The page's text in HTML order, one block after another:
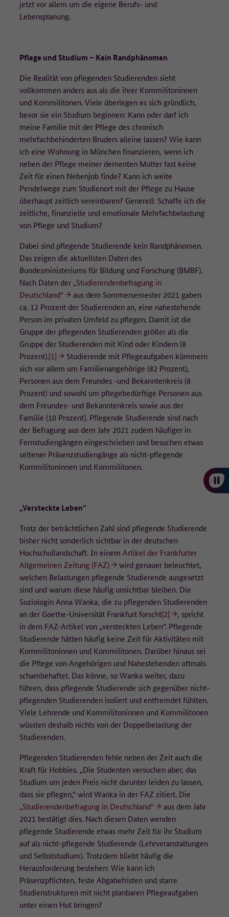
jetzt vor allem um die eigene Berufs- und
Lebensplanung.
Pflege und Studium – Kein Randphänomen
Die Realität von pflegenden Studierenden sieht
vollkommen anders aus als die ihrer Kommilitoninnen
und Kommilitonen. Viele überlegen es sich gründlich,
bevor sie ein Studium beginnen: Kann oder darf ich
meine Familie mit der Pflege des chronisch
mehrfachbehinderten Bruders alleine lassen? Wie kann
ich eine Wohnung in München finanzieren, wenn ich
neben der Pflege meiner dementen Mutter fast keine
Zeit für einen Nebenjob finde? Kann ich weite
Pendelwege zum Studienort mit der Pflege zu Hause
überhaupt zeitlich vereinbaren? Generell: Schaffe ich die
zeitliche, finanzielle und emotionale Mehrfachbelastung
von Pflege und Studium?
Dabei sind pflegende Studierende kein Randphänomen.
Das zeigen die aktuellsten Daten des
Bundesministeriums für Bildung und Forschung (BMBF).
Nach Daten der „Studierendenbefragung in
Deutschland“
aus dem Sommersemester 2021 gaben
ca. 12 Prozent der Studierenden an, eine nahestehende
Person im privaten Umfeld zu pflegen. Damit ist die
Gruppe der pflegenden Studierenden größer als die
Gruppe der Studierenden mit Kind oder Kindern (8
Prozent).[1]
Studierende mit Pflegeaufgaben kümmern
sich vor allem um Familienangehörige (82 Prozent),
Personen aus dem Freundes -und Bekanntenkreis (8
Prozent) und sowohl um pflegebedürftige Personen aus
dem Freundes- und Bekanntenkreis sowie aus der
Familie (10 Prozent). Pflegende Studierende sind nach
der Befragung aus dem Jahr 2021 zudem häufiger in
Fernstudiengängen eingeschrieben und besuchen etwas
seltener Präsenzstudiengänge als nicht-pflegende
Kommilitoninnen und Kommilitonen.
„Versteckte Leben“
Trotz der beträchtlichen Zahl sind pflegende Studierende
bisher nicht sonderlich sichtbar in der deutschen
Hochschullandschaft. In einem Artikel der Frankfurter
Allgemeinen Zeitung (FAZ)
wird genauer beleuchtet,
welchen Belastungen pflegende Studierende ausgesetzt
sind und warum diese häufig unsichtbar bleiben. Die
Soziologin Anna Wanka, die zu pflegenden Studierenden
an der Goethe-Universität Frankfurt forscht[2]
, spricht
in dem FAZ-Artikel von „versteckten Leben“. Pflegende
Studierende hätten häufig keine Zeit für Aktivitäten mit
Kommilitoninnen und Kommilitonen. Darüber hinaus sei
die Pflege von Angehörigen und Nahestehenden oftmals
schambehaftet. Das könne, so Wanka weiter, dazu
führen, dass pflegende Studierende sich gegenüber nicht-
pflegenden Studierenden isoliert und entfremdet fühlten.
Viele Lehrende und Kommilitoninnen und Kommilitonen
wüssten deshalb nichts von der Doppelbelastung der
Studierenden.
Pflegenden Studierenden fehle neben der Zeit auch die
Kraft für Hobbies. „Die Studenten versuchen aber, das
Studium um jeden Preis nicht darunter leiden zu lassen,
dass sie pflegen,“ wird Wanka in der FAZ zitiert. Die
„Studierendenbefragung in Deutschland“
aus dem Jahr
2021 bestätigt dies. Nach diesen Daten wenden
pflegende Studierende etwas mehr Zeit für ihr Studium
auf als nicht-pflegende Studierende (Lehrveranstaltungen
und Selbststudium). Trotzdem bliebt häufig die
Herausforderung bestehen: Wie kann ich
Präsenzpflichten, feste Abgabefristen und starre
Studienstrukturen mit nicht planbaren Pflegeaufgaben
unter einen Hut bringen?
Ihrer vorgenommen Einstellungen, falls der
• Betriebssystem-Version,
• Browser/Browser-Engines und Browser-Plugins,
• Verweildauer,
• eingegebene Suchbegriffe.
Die IP-Adresse wird nicht vollständig gespeichert, die letzten
beiden Oktette werden zum frühestmöglichen Zeitpunkt
weggelassen/verfremdet (Beispiel: 183.172.xxx.xxx).
Es werden keine Cookies auf dem Endgerät gespeichert. Wird eine
Einwilligung für die Datenerfassung nicht erteilt, erfolgt ein Opt-
Out-Cookie auf dem Endgerät, welcher dafür sorgt, dass keine
Daten erfasst werden.
Wie lange werden die Daten gespeichert?
Die pseudonymisierte IP-Adresse wird für 90 Tage gespeichert und
danach gelöscht.
Auf welcher Rechtsgrundlage werden die Daten erfasst?
Rechtsgrundlage für die Erfassung der Daten ist die Einwilligung der
Nutzenden nach Art. 6 Abs. 1 Buchstabe a der Datenschutz-
Grundverordnung (DSGVO). Die Einwilligung kann auf der
Datenschutzseite jederzeit widerrufen werden. Die Rechtmäßigkeit
der bis zum Widerruf erfolgten Datenverarbeitung bleibt davon
unberührt.
Wo werden die Daten verarbeitet?
Matomo wird lokal auf den Servern des technischen Dienstleisters,
der ]init[ AG, in Deutschland betrieben (Auftragsverarbeiter).
Weitere Informationen:
Weitere Informationen zur Verarbeitung personenbezogener Daten
finden Sie unter Datenschutz.